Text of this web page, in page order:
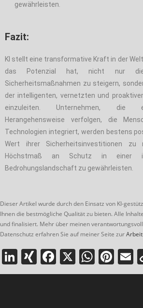
gewährleisten.
Fazit:
KI stellt eine transformative Kraft in der
das Potenzial hat, nicht nur
Sicherheitsmaßnahmen zu steigern,
der intelligenten, vernetzten und
einzuleiten. Unternehmen, die
Herangehensweise verfolgen, die
Technologien integriert, werden bestens
Wert ihrer Sicherheitsinvestitionen zu
Höchstmaß an Schutz in einer
Bedrohungslandschaft zu gewährleisten.
Dieser Artikel wurde durch den Einsatz von KI-
Ihnen die bestmögliche Qualität zu bieten. Alle
und finalisiert. Mehr über meinen
Datenschutz erfahren Sie auf meiner Seite zur
Li
n
XI
N
F
a
X W
h
Pi
nt
E